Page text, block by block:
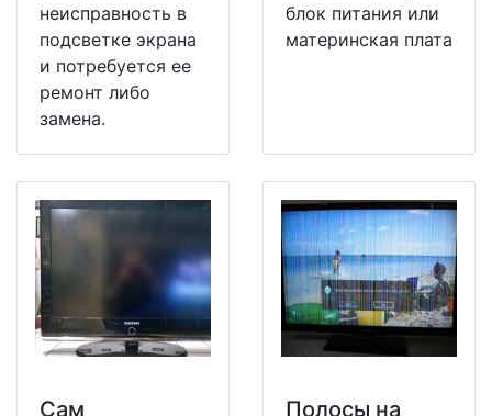
неисправность в
подсветке экрана
и потребуется ее
ремонт либо
замена.
блок питания или
материнская плата
Сам
Полосы на